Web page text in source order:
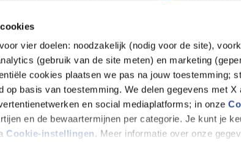
vier doelen: noodzakelijk (nodig voor de site),
(gebruik van de site meten) en marketing
cookies plaatsen we pas na jouw toestemming;
op basis van toestemming. We delen gegevens met X
en social mediaplatforms; in onze
en de bewaartermijnen per categorie. Je kunt je
Cookie-instellingen. Meer informatie over onze
de vriendelijke
Disclaimer Privacy